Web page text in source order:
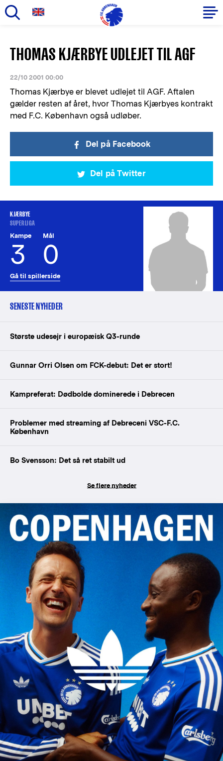
hovedindhold
Primær
navigation
THOMAS KJÆRBYE UDLEJET TIL AGF
22/10 2001 00:00
Thomas Kjærbye er blevet udlejet til AGF. Aftalen
gælder resten af året, hvor Thomas Kjærbyes kontrakt
med F.C. København også udløber.
Del på Facebook
Del på Twitter
KJÆRBYE
SUPERLIGA
Kampe
3
Mål
0
Gå til spillerside
SENESTE NYHEDER
Største udesejr i europæisk Q3-runde
Gunnar Orri Olsen om FCK-debut: Det er stort!
Kampreferat: Dødbolde dominerede i Debrecen
Problemer med streaming af Debreceni VSC-F.C.
København
Bo Svensson: Det så ret stabilt ud
Se flere nyheder